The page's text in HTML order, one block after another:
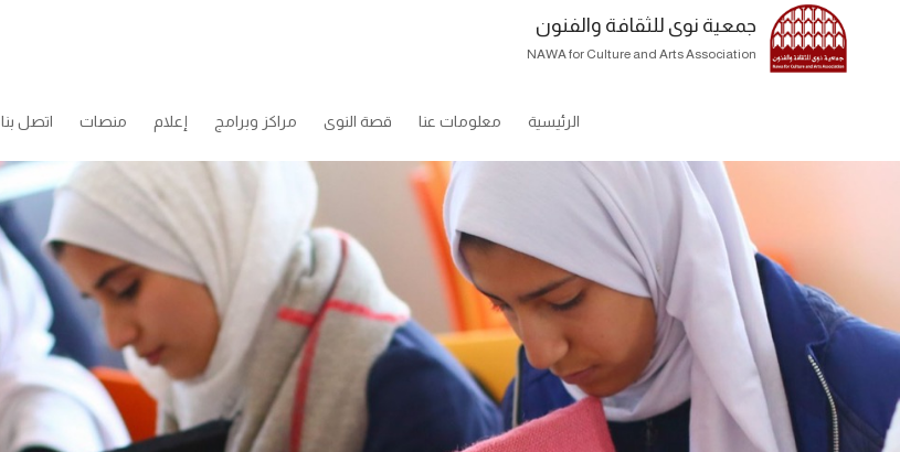
جمعية نوى للثقافة والفنون
NAWA for Culture and Arts Association
الرئيسية معلومات عنا قصة النوى مراكز وبرامج إعلام منصات اتصل بنا